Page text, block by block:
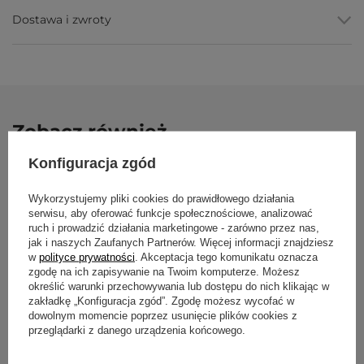
wyjątkowo elastycznego materiału PVC
ścieranie i uszkodzenia. To sprawia, że produkt jest nie tylko
Największą zaletą maty jestantypoślizgowa powierzchnia,
Antypoślizgowość
sprawdza się zarówno w trakcie
siedzących, jak i dynamicznych pozycjach stojących. Dzięki
bo mata do jogi zapewnia dobrą amortyzację.
Mata Rishikesh Premium z certyfikatem
ÖKO-TEX Standard 100
MataRishikesh Premium posiada certyfikat ÖKO-TEX
Standard 100 (baby standard). To gwarancja, że produkt nie
zawiera toksyn ani innych szkodliwych substancji.
Bezpieczeństwo i wysoka jakość sprawiają, że mata jest
polecana zarówno początkującym, jak i zaawansowanym
joginom.
Dostawa i zwroty
Zobacz również
Mata do jogi
4.5mm -
121,06 zł
Najniższa cena z 30
Cena regularna:
Konfiguracja zgód
Wykorzystujemy pliki cookies do prawidłowego działania
serwisu, aby oferować funkcje społecznościowe, analizować
ruch i prowadzić działania marketingowe - zarówno przez nas,
jak i naszych Zaufanych Partnerów. Więcej informacji znajdziesz
w polityce prywatności . Akceptacja tego komunikatu oznacza
zgodę na ich zapisywanie na Twoim komputerze. Możesz
określić warunki przechowywania lub dostępu do nich klikając w
zakładkę „Konfiguracja zgód”. Zgodę możesz wycofać w
dowolnym momencie poprzez usunięcie plików cookies z
przeglądarki z danego urządzenia końcowego.